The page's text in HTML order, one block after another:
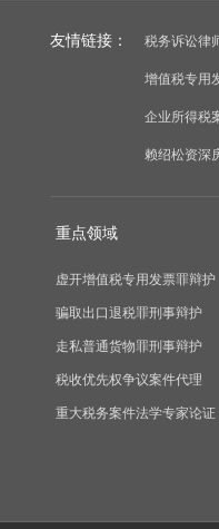
友情链接： 税务诉讼律
增值税专用
企业所得税
赖绍松资深
重点领域
虚开增值税专用发票罪辩护
骗取出口退税罪刑事辩护
走私普通货物罪刑事辩护
税收优先权争议案件代理
重大税务案件法学专家论证